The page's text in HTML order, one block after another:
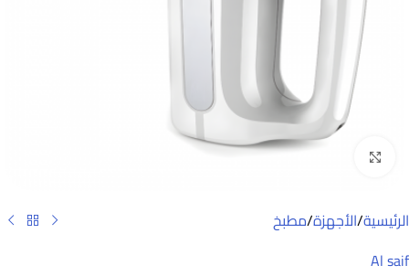
Click to enlarge
الرئيسية/الأجهزة/مطبخ
Al saif